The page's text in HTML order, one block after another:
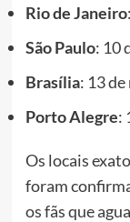
Rio de Janeiro
São Paulo: 10
Brasília: 13
Porto Alegre:
Os locais
foram
os fãs que